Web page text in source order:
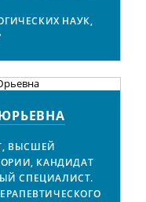
НАУК,
ВЫСШЕЙ
КАНДИДАТ
СПЕЦИАЛИСТ.